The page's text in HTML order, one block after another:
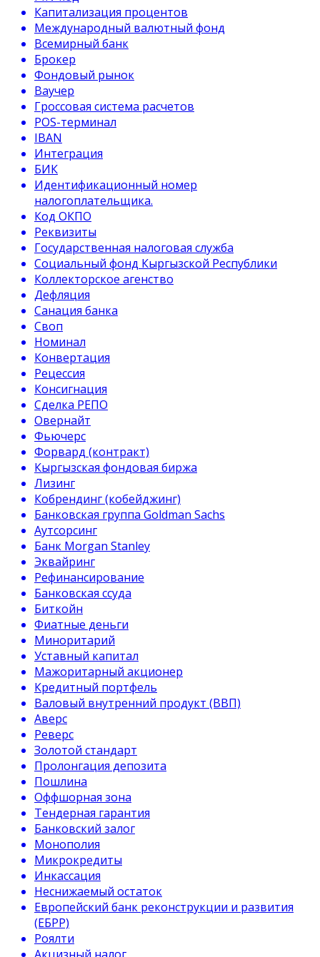
Капитализация процентов
Международный валютный фонд
Всемирный банк
Брокер
Фондовый рынок
Ваучер
Гроссовая система расчетов
POS-терминал
IBAN
Интеграция
БИК
Идентификационный номер
налогоплательщика.
Код ОКПО
Реквизиты
Государственная налоговая служба
Социальный фонд Кыргызской Республики
Коллекторское агенство
Дефляция
Санация банка
Своп
Номинал
Конвертация
Рецессия
Консигнация
Сделка РЕПО
Овернайт
Фьючерс
Форвард (контракт)
Кыргызская фондовая биржа
Лизинг
Кобрендинг (кобейджинг)
Банковская группа Goldman Sachs
Аутсорсинг
Банк Morgan Stanley
Эквайринг
Рефинансирование
Банковская ссуда
Биткойн
Фиатные деньги
Миноритарий
Уставный капитал
Мажоритарный акционер
Кредитный портфель
Валовый внутренний продукт (ВВП)
Аверс
Реверс
Золотой стандарт
Пролонгация депозита
Пошлина
Оффшорная зона
Тендерная гарантия
Банковский залог
Монополия
Микрокредиты
Инкассация
Неснижаемый остаток
Европейский банк реконструкции и развития
(ЕБРР)
Роялти